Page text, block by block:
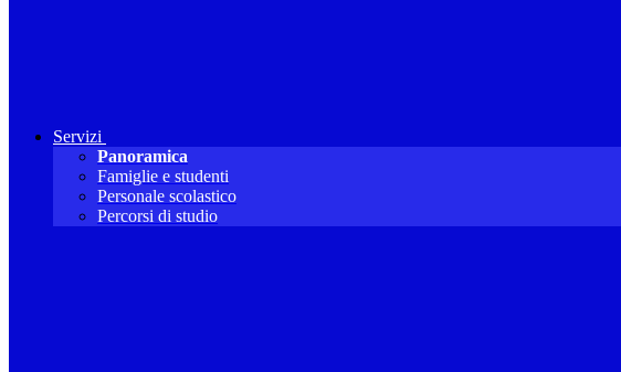
Servizi
Panoramica
Famiglie e studenti
Personale scolastico
Percorsi di studio